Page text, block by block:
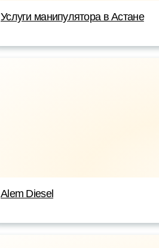
Услуги манипулятора в Астане
Alem Diesel